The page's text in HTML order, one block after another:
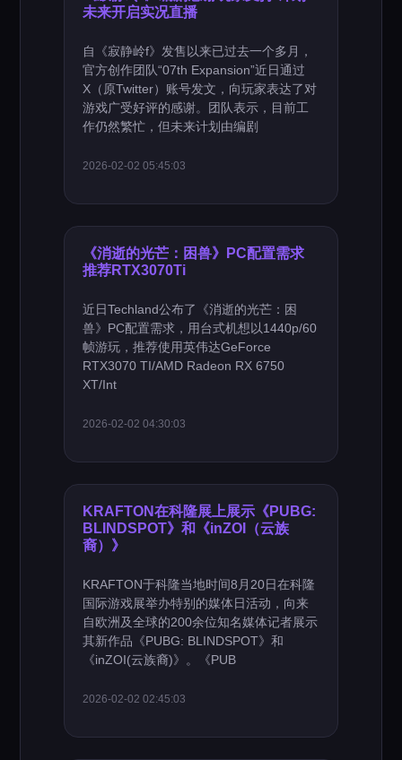
未来开启实况直播
自《寂静岭f》发售以来已过去一个多月，
官方创作团队“07th Expansion”近日通过
X（原Twitter）账号发文，向玩家表达了对
游戏广受好评的感谢。团队表示，目前工
作仍然繁忙，但未来计划由编剧
2026-02-02 05:45:03
《消逝的光芒：困兽》PC配置需求
推荐RTX3070Ti
近日Techland公布了《消逝的光芒：困
兽》PC配置需求，用台式机想以1440p/60
帧游玩，推荐使用英伟达GeForce
RTX3070 TI/AMD Radeon RX 6750
XT/Int
2026-02-02 04:30:03
KRAFTON在科隆展上展示《PUBG:
BLINDSPOT》和《inZOI（云族
裔）》
KRAFTON于科隆当地时间8月20日在科隆
国际游戏展举办特别的媒体日活动，向来
自欧洲及全球的200余位知名媒体记者展示
其新作品《PUBG: BLINDSPOT》和
《inZOI(云族裔)》。《PUB
2026-02-02 02:45:03